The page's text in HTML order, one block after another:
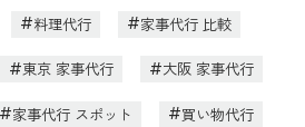
料理代行 家事代行 比較
東京 家事代行 大阪 家事代行
家事代行 スポット 買い物代行